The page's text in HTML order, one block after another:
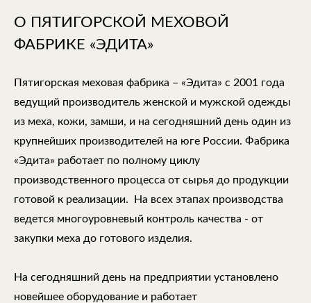
О ПЯТИГОРСКОЙ МЕХОВОЙ
ФАБРИКЕ «ЭДИТА»
Пятигорская меховая фабрика – «Эдита» с 2001 года
ведущий производитель женской и мужской одежды
из меха, кожи, замши, и на сегодняшний день один из
крупнейших производителей на юге России. Фабрика
«Эдита» работает по полному циклу
производственного процесса от сырья до продукции
готовой к реализации. На всех этапах производства
ведется многоуровневый контроль качества - от
закупки меха до готового изделия.
На сегодняшний день на предприятии установлено
новейшее оборудование и работает